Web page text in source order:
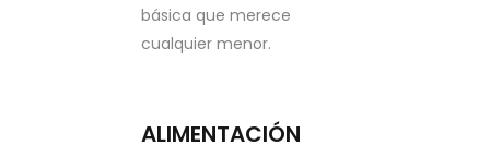
básica que merece
cualquier menor.
ALIMENTACIÓN